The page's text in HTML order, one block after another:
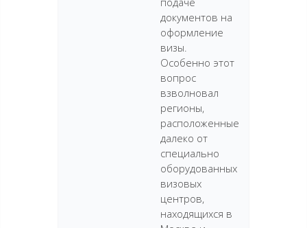
документов на
оформление
визы.
Особенно этот
вопрос
взволновал
регионы,
расположенные
далеко от
специально
оборудованных
визовых
центров,
находящихся в